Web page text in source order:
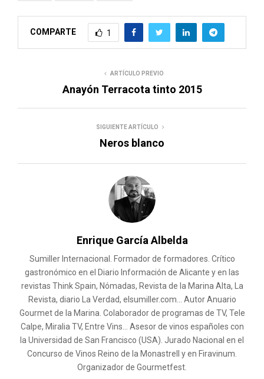
COMPARTE 1
ARTÍCULO PREVIO
Anayón Terracota tinto 2015
SIGUIENTE ARTÍCULO
Neros blanco
Enrique García Albelda
Sumiller Internacional. Formador de formadores. Crítico
gastronómico en el Diario Información de Alicante y en las
revistas Think Spain, Nómadas, Revista de la Marina Alta, La
Revista, diario La Verdad, elsumiller.com... Autor Anuario
Gourmet de la Marina. Colaborador de programas de TV, Tele
Calpe, Miralia TV, Entre Vins... Asesor de vinos españoles con
la Universidad de San Francisco (USA). Jurado Nacional en el
Concurso de Vinos Reino de la Monastrell y en Firavinum.
Organizador de Gourmetfest.